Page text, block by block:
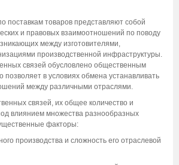
поставкам товаров представляют собой
и правовых взаимоотношений по поводу
между изготовителями,
производственной инфраструктуры.
связей обусловлено общественным
позволяет в условиях обмена устанавливать
между различными отраслями.
связей, их общее количество и
влиянием множества разнообразных
факторы:
производства и сложность его отраслевой